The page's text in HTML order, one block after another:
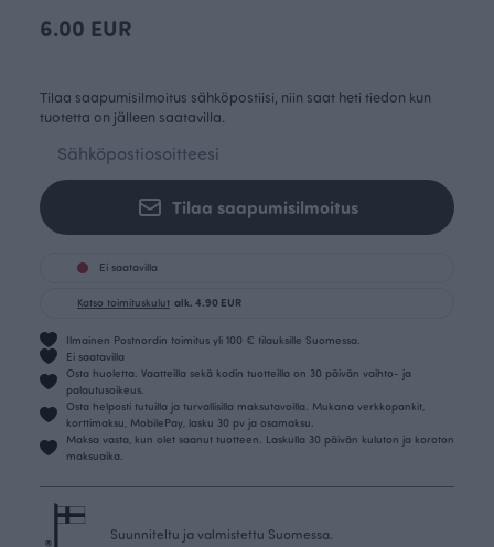
6.00 EUR
Tilaa saapumisilmoitus sähköpostiisi, niin saat heti tiedon kun
tuotetta on jälleen saatavilla.
Tilaa saapumisilmoitus
Ei saatavilla
Katso toimituskulut alk. 4.90 EUR
Ilmainen Postnordin toimitus yli 100 € tilauksille Suomessa.
Ei saatavilla
Osta huoletta. Vaatteilla sekä kodin tuotteilla on 30 päivän vaihto- ja
palautusoikeus.
Osta helposti tutuilla ja turvallisilla maksutavoilla. Mukana verkkopankit,
korttimaksu, MobilePay, lasku 30 pv ja osamaksu.
Maksa vasta, kun olet saanut tuotteen. Laskulla 30 päivän kuluton ja koroton
maksuaika.
Suunniteltu ja valmistettu Suomessa.